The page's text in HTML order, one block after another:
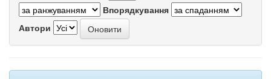
Впорядкування
Автори